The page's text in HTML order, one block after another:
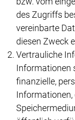
des Zugriffs
vereinbarte
diesen Zweck
Vertrauliche
Informationen
finanzielle,
Informationen,